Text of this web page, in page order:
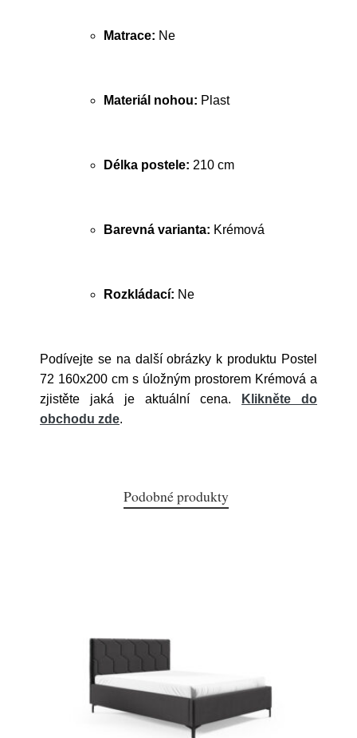
Matrace: Ne
Materiál nohou: Plast
Délka postele: 210 cm
Barevná varianta: Krémová
Rozkládací: Ne
Podívejte se na další obrázky k produktu Postel
72 160x200 cm s úložným prostorem Krémová a
zjistěte jaká je aktuální cena.
Klikněte do
obchodu zde.
Podobné produkty